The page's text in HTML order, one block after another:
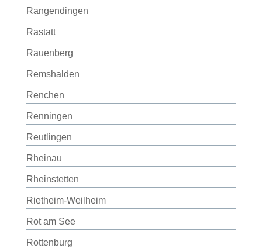
Rangendingen
Rastatt
Rauenberg
Remshalden
Renchen
Renningen
Reutlingen
Rheinau
Rheinstetten
Rietheim-Weilheim
Rot am See
Rottenburg